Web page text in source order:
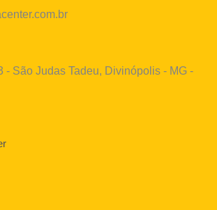
- São Judas Tadeu, Divinópolis - MG -